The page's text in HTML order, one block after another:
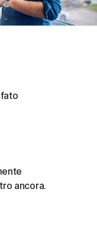
ancora.